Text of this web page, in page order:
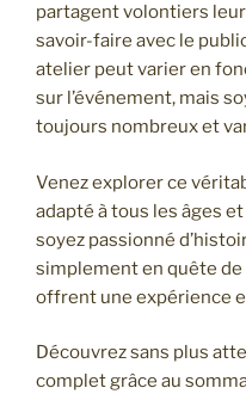
partagent volontiers
savoir-faire avec le
atelier peut varier en
sur l’événement, mais
toujours nombreux et
Venez explorer ce
adapté à tous les âges
soyez passionné
simplement en quête
offrent une expérience
Découvrez sans plus
complet grâce au